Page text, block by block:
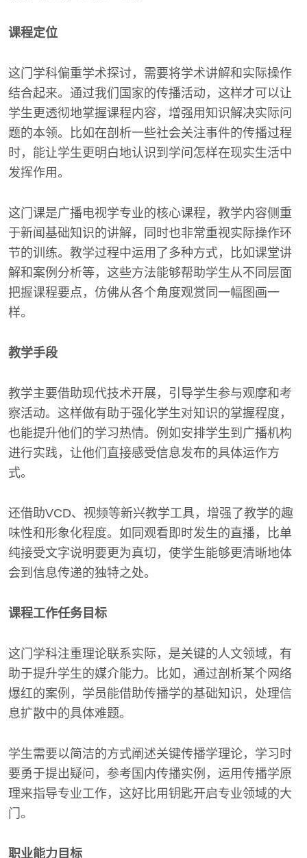
课程定位
这门学科偏重学术探讨，需要将学术讲解和实际操作
结合起来。通过我们国家的传播活动，这样才可以让
学生更透彻地掌握课程内容，增强用知识解决实际问
题的本领。比如在剖析一些社会关注事件的传播过程
时，能让学生更明白地认识到学问怎样在现实生活中
发挥作用。
这门课是广播电视学专业的核心课程，教学内容侧重
于新闻基础知识的讲解，同时也非常重视实际操作环
节的训练。教学过程中运用了多种方式，比如课堂讲
解和案例分析等，这些方法能够帮助学生从不同层面
把握课程要点，仿佛从各个角度观赏同一幅图画一
样。
教学手段
教学主要借助现代技术开展，引导学生参与观摩和考
察活动。这样做有助于强化学生对知识的掌握程度，
也能提升他们的学习热情。例如安排学生到广播机构
进行实践，让他们直接感受信息发布的具体运作方
式。
还借助VCD、视频等新兴教学工具，增强了教学的趣
味性和形象化程度。如同观看即时发生的直播，比单
纯接受文字说明要更为真切，使学生能够更清晰地体
会到信息传递的独特之处。
课程工作任务目标
这门学科注重理论联系实际，是关键的人文领域，有
助于提升学生的媒介能力。比如，通过剖析某个网络
爆红的案例，学员能借助传播学的基础知识，处理信
息扩散中的具体难题。
学生需要以简洁的方式阐述关键传播学理论，学习时
要勇于提出疑问，参考国内传播实例，运用传播学原
理来指导专业工作，这好比用钥匙开启专业领域的大
门。
职业能力目标